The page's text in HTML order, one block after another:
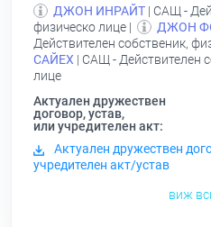
ДЖОН ИНРАЙТ | САЩ -
физическо лице |
ДЖОН
Действителен собственик,
САЙЕХ | САЩ - Действителен
лице
Актуален дружествен
договор, устав,
или учредителен акт:
Актуален дружествен
учредителен акт/устав
виж